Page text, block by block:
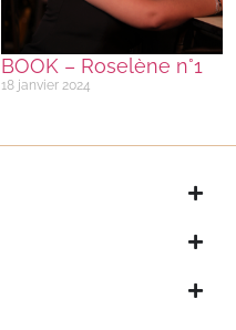
BOOK – Roselène n°1
18 janvier 2024